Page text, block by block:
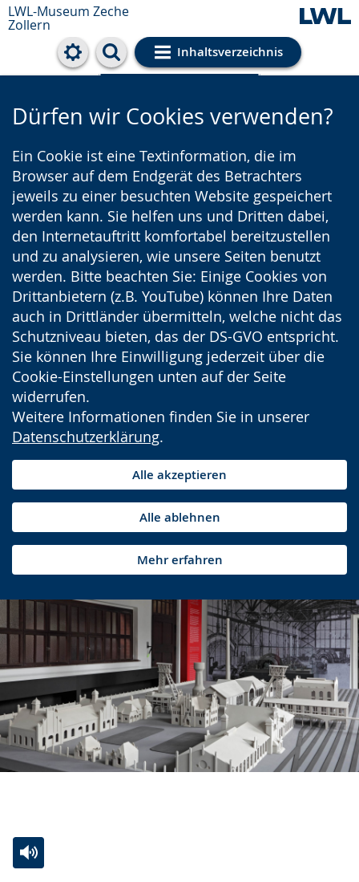
LWL-Museum Zeche
Zollern
Inhaltsverzeichnis
Cookie-Einstellungen
Dürfen wir Cookies verwenden?
Ein Cookie ist eine Textinformation, die im
Browser auf dem Endgerät des Betrachters
jeweils zu einer besuchten Website gespeichert
werden kann. Sie helfen uns und Dritten dabei,
den Internetauftritt komfortabel bereitzustellen
und zu analysieren, wie unsere Seiten benutzt
werden. Bitte beachten Sie: Einige Cookies von
Drittanbietern (z.B. YouTube) können Ihre Daten
auch in Drittländer übermitteln, welche nicht das
Schutzniveau bieten, das der DS-GVO entspricht.
Sie können Ihre Einwilligung jederzeit über die
Cookie-Einstellungen unten auf der Seite
widerrufen.
Weitere Informationen finden Sie in unserer
Datenschutzerklärung.
Alle akzeptieren
Alle ablehnen
Mehr erfahren